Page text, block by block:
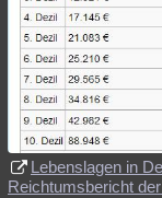
Lebenslagen in
Reichtumsbericht